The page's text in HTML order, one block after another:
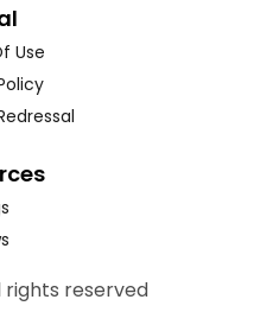
Use
rights reserved